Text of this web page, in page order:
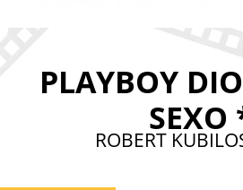
PLAYBOY
SEXO
ROBERT